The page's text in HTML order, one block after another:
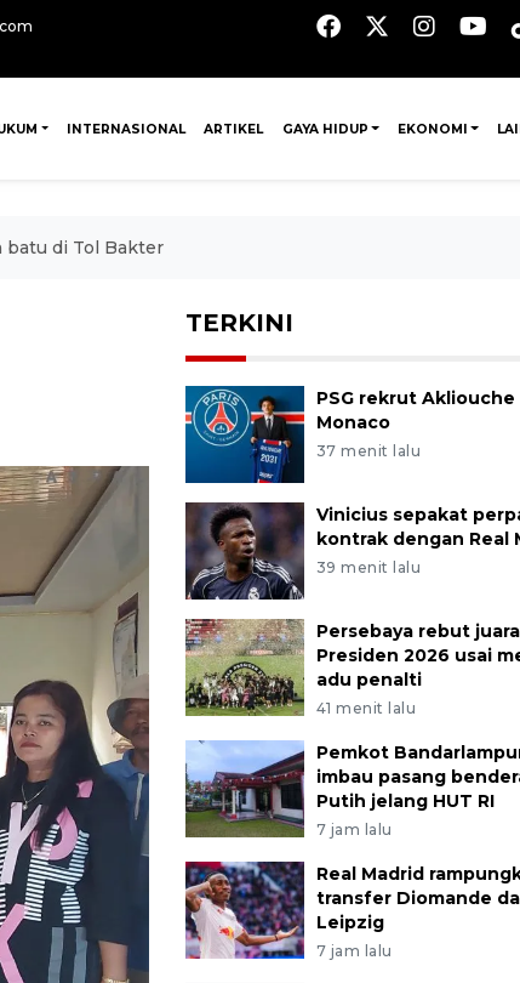
INTERNASIONAL ARTIKEL GAYA HIDUP EKONOMI
batu di Tol Bakter
TERKINI
PSG rekrut Akliouche
Monaco
37 menit lalu
Vinicius sepakat
kontrak dengan Real
39 menit lalu
Persebaya rebut
Presiden 2026 usai
adu penalti
41 menit lalu
Pemkot
imbau pasang
Putih jelang HUT RI
7 jam lalu
Real Madrid
transfer Diomande
Leipzig
7 jam lalu